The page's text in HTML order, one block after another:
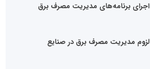
اجرای برنامه‌های مدیریت مصرف برق
لزوم مدیریت مصرف برق در صنایع